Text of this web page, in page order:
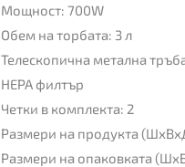
Мощност: 700W
Обем на торбата: 3 л
Телескопична метална
HEPA филтър
Четки в комплекта: 2
Размери на продукта
Размери на опаковката